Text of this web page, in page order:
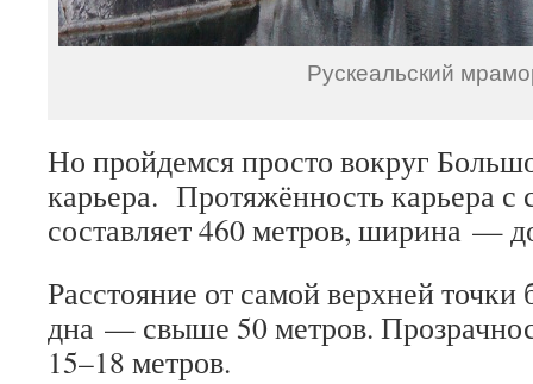
Рускеальский
Но пройдемся просто вокруг
карьера. Протяжённость карьера с
составляет 460 метров, ширина —
Расстояние от самой верхней точки
дна — свыше 50 метров.
15–18 метров.